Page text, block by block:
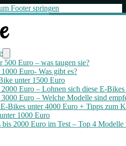
Footer springen
500 Euro – was taugen sie?
Euro- Was gibt es?
unter 1500 Euro
Euro – Lohnen sich diese E-
Euro – Welche Modelle sind
unter 4000 Euro + Tipps zum
1000 Euro
2000 Euro im Test – Top 4 Modelle